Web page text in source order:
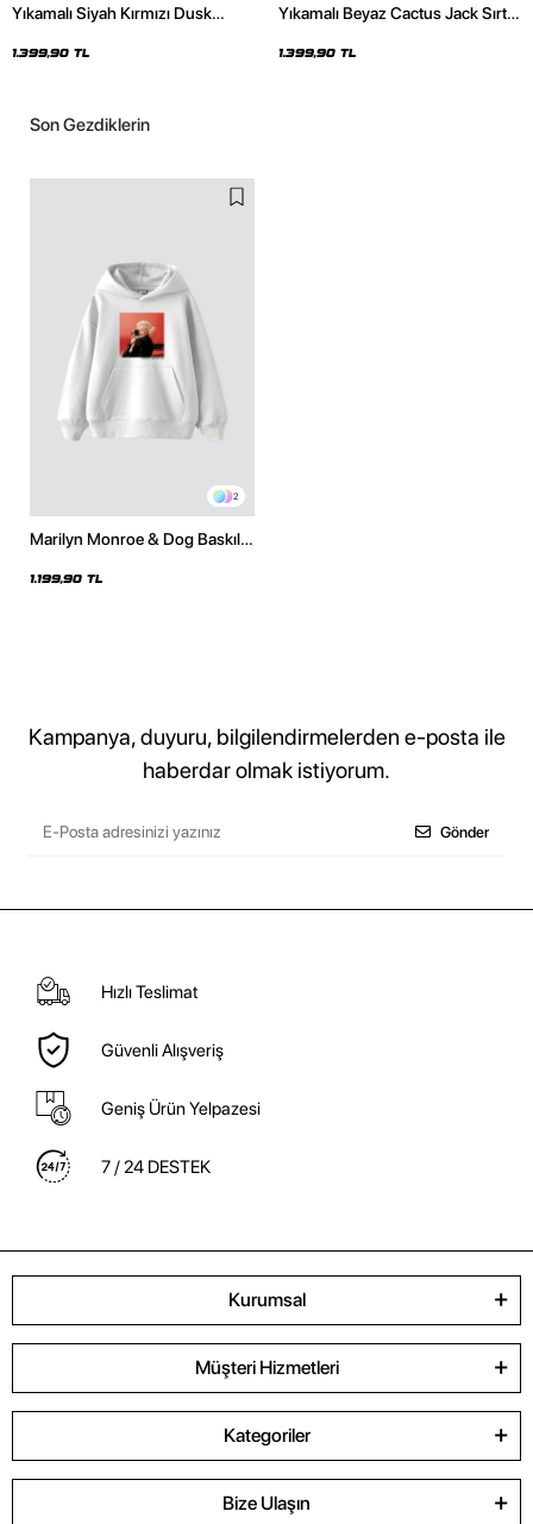
Yıkamalı Siyah Kırmızı Dusk
1.399,90 TL
Yıkamalı Beyaz Cactus Jack Sırt
1.399,90 TL
Son Gezdiklerin
2
Marilyn Monroe & Dog Baskılı
1.199,90 TL
Kampanya, duyuru, bilgilendirmelerden e-posta ile
haberdar olmak istiyorum.
Gönder
Hızlı Teslimat
Güvenli Alışveriş
Geniş Ürün Yelpazesi
7 / 24 DESTEK
Kurumsal
Müşteri Hizmetleri
Kategoriler
Bize Ulaşın